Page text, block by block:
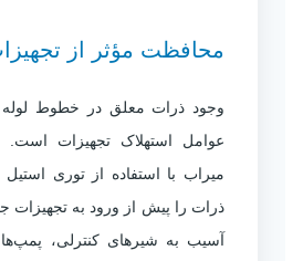
محافظت مؤثر از
وجود ذرات معلق در خطوط لوله
میراب با استفاده از توری
ذرات را پیش از ورود به تجهیزات
آسیب به شیرهای کنترلی،